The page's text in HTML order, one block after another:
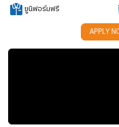
ยูนิฟอร์มฟรี
APPLY